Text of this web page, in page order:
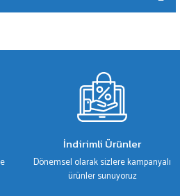
kullanarak tarafımıza iletebilirsiniz.
görüntülenemiyor.
bulunuyor.
olmalı.
İndirimli Ürünler
Dönemsel olarak sizlere kampanyalı
ürünler sunuyoruz